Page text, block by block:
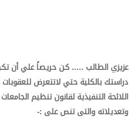
عزيزي الطالب ..... كـن حريصاً علي أن
وتعديلاته والتى تنص على :-